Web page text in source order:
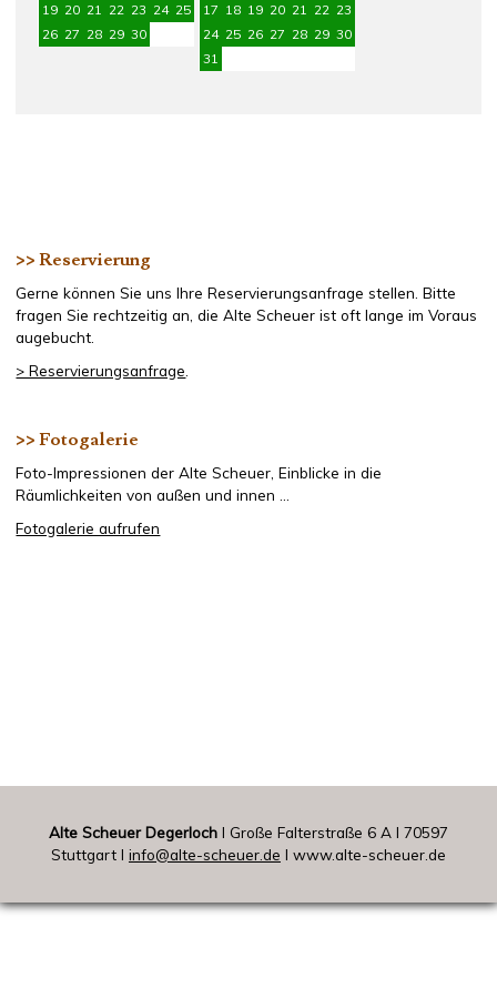
19 20 21 22 23 24 25
26 27 28 29 30
17 18 19 20 21 22 23
24 25 26 27 28 29 30
31
>> Reservierung
Gerne können Sie uns Ihre Reservierungsanfrage stellen. Bitte
fragen Sie rechtzeitig an, die Alte Scheuer ist oft lange im Voraus
augebucht.
> Reservierungsanfrage
>> Fotogalerie
Foto-Impressionen der Alte Scheuer, Einblicke in die
Räumlichkeiten von außen und innen ...
Fotogalerie aufrufen
Alte Scheuer DegerlochI Große Falterstraße 6 A I 70597
Stuttgart I info@alte-scheuer.de I www.alte-scheuer.de